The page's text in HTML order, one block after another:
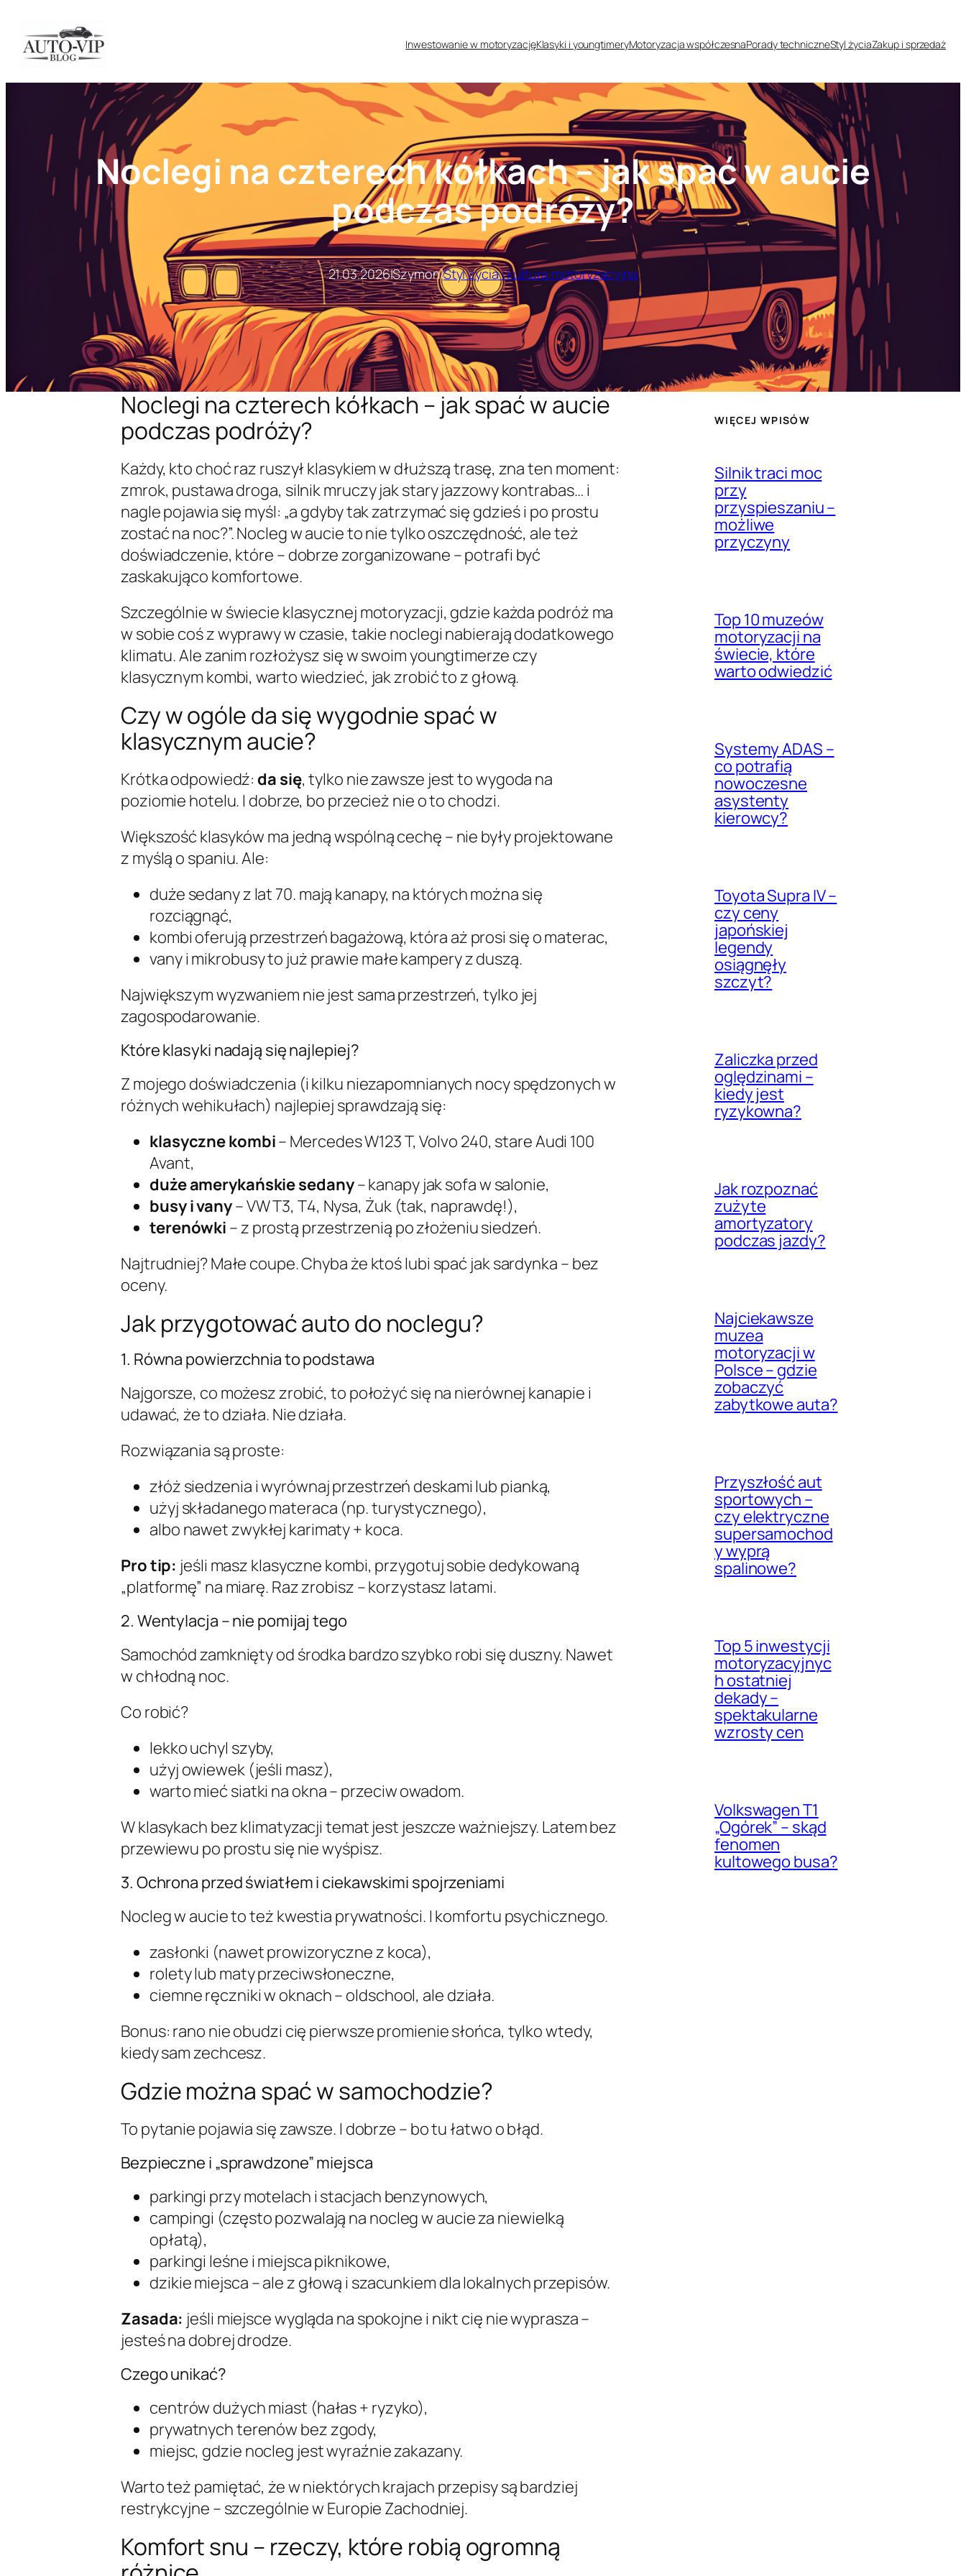
treści
Inwestowanie w motoryzacjęKlasyki i youngtimeryMotoryzacja współczesnaPorady techniczneStyl życiaZakup i sprzedaż
Noclegi na czterech kółkach – jak spać w aucie
podczas podróży?
21.03.2026|Szymon|Styl życia i kultura motoryzacyjna
Noclegi na czterech kółkach – jak spać w aucie
podczas podróży?
Każdy, kto choć raz ruszył klasykiem w dłuższą trasę, zna ten moment:
zmrok, pustawa droga, silnik mruczy jak stary jazzowy kontrabas… i
nagle pojawia się myśl: „a gdyby tak zatrzymać się gdzieś i po prostu
zostać na noc?”. Nocleg w aucie to nie tylko oszczędność, ale też
doświadczenie, które – dobrze zorganizowane – potrafi być
zaskakująco komfortowe.
Szczególnie w świecie klasycznej motoryzacji, gdzie każda podróż ma
w sobie coś z wyprawy w czasie, takie noclegi nabierają dodatkowego
klimatu. Ale zanim rozłożysz się w swoim youngtimerze czy
klasycznym kombi, warto wiedzieć, jak zrobić to z głową.
Czy w ogóle da się wygodnie spać w
klasycznym aucie?
Krótka odpowiedź: da się, tylko nie zawsze jest to wygoda na
poziomie hotelu. I dobrze, bo przecież nie o to chodzi.
Większość klasyków ma jedną wspólną cechę – nie były projektowane
z myślą o spaniu. Ale:
duże sedany z lat 70. mają kanapy, na których można się
rozciągnąć,
kombi oferują przestrzeń bagażową, która aż prosi się o materac,
vany i mikrobusy to już prawie małe kampery z duszą.
Największym wyzwaniem nie jest sama przestrzeń, tylko jej
zagospodarowanie.
Które klasyki nadają się najlepiej?
Z mojego doświadczenia (i kilku niezapomnianych nocy spędzonych w
różnych wehikułach) najlepiej sprawdzają się:
klasyczne kombi– Mercedes W123 T, Volvo 240, stare Audi 100
Avant,
duże amerykańskie sedany– kanapy jak sofa w salonie,
busy i vany– VW T3, T4, Nysa, Żuk (tak, naprawdę!),
terenówki – z prostą przestrzenią po złożeniu siedzeń.
Najtrudniej? Małe coupe. Chyba że ktoś lubi spać jak sardynka – bez
oceny.
Jak przygotować auto do noclegu?
1. Równa powierzchnia to podstawa
Najgorsze, co możesz zrobić, to położyć się na nierównej kanapie i
udawać, że to działa. Nie działa.
Rozwiązania są proste:
złóż siedzenia i wyrównaj przestrzeń deskami lub pianką,
użyj składanego materaca (np. turystycznego),
albo nawet zwykłej karimaty + koca.
Pro tip: jeśli masz klasyczne kombi, przygotuj sobie dedykowaną
„platformę” na miarę. Raz zrobisz – korzystasz latami.
2. Wentylacja – nie pomijaj tego
Samochód zamknięty od środka bardzo szybko robi się duszny. Nawet
w chłodną noc.
Co robić?
lekko uchyl szyby,
użyj owiewek (jeśli masz),
warto mieć siatki na okna – przeciw owadom.
W klasykach bez klimatyzacji temat jest jeszcze ważniejszy. Latem bez
przewiewu po prostu się nie wyśpisz.
3. Ochrona przed światłem i ciekawskimi spojrzeniami
Nocleg w aucie to też kwestia prywatności. I komfortu psychicznego.
zasłonki (nawet prowizoryczne z koca),
rolety lub maty przeciwsłoneczne,
ciemne ręczniki w oknach – oldschool, ale działa.
Bonus: rano nie obudzi cię pierwsze promienie słońca, tylko wtedy,
kiedy sam zechcesz.
Gdzie można spać w samochodzie?
To pytanie pojawia się zawsze. I dobrze – bo tu łatwo o błąd.
Bezpieczne i „sprawdzone” miejsca
parkingi przy motelach i stacjach benzynowych,
campingi (często pozwalają na nocleg w aucie za niewielką
opłatą),
parkingi leśne i miejsca piknikowe,
dzikie miejsca – ale z głową i szacunkiem dla lokalnych przepisów.
Zasada: jeśli miejsce wygląda na spokojne i nikt cię nie wyprasza –
jesteś na dobrej drodze.
Czego unikać?
centrów dużych miast (hałas + ryzyko),
prywatnych terenów bez zgody,
miejsc, gdzie nocleg jest wyraźnie zakazany.
Warto też pamiętać, że w niektórych krajach przepisy są bardziej
restrykcyjne – szczególnie w Europie Zachodniej.
Komfort snu – rzeczy, które robią ogromną
WIĘCEJ WPISÓW
Silnik traci moc
przy
przyspieszaniu –
możliwe
przyczyny
Top 10 muzeów
motoryzacji na
świecie, które
warto odwiedzić
Systemy ADAS –
co potrafią
nowoczesne
asystenty
kierowcy?
Toyota Supra IV –
czy ceny
japońskiej
legendy
osiągnęły
szczyt?
Zaliczka przed
oględzinami –
kiedy jest
ryzykowna?
Jak rozpoznać
zużyte
amortyzatory
podczas jazdy?
Najciekawsze
muzea
motoryzacji w
Polsce – gdzie
zobaczyć
zabytkowe auta?
Przyszłość aut
sportowych –
czy elektryczne
supersamochod
y wyprą
spalinowe?
Top 5 inwestycji
motoryzacyjnyc
h ostatniej
dekady –
spektakularne
wzrosty cen
Volkswagen T1
„Ogórek” – skąd
fenomen
kultowego busa?